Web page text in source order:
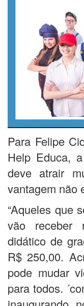
Para Felipe
Help Educa,
deve atrair
vantagem não
“Aqueles que
vão receber
didático de
R$ 250,00.
pode mudar
para todos.